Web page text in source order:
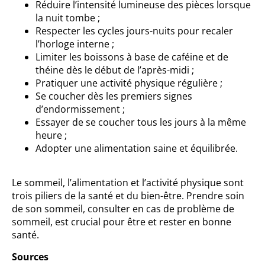
Réduire l’intensité lumineuse des pièces lorsque
la nuit tombe ;
Respecter les cycles jours-nuits pour recaler
l’horloge interne ;
Limiter les boissons à base de caféine et de
théine dès le début de l’après-midi ;
Pratiquer une activité physique régulière ;
Se coucher dès les premiers signes
d’endormissement ;
Essayer de se coucher tous les jours à la même
heure ;
Adopter une alimentation saine et équilibrée.
Le sommeil, l’alimentation et l’activité physique sont
trois piliers de la santé et du bien-être. Prendre soin
de son sommeil, consulter en cas de problème de
sommeil, est crucial pour être et rester en bonne
santé.
Sources